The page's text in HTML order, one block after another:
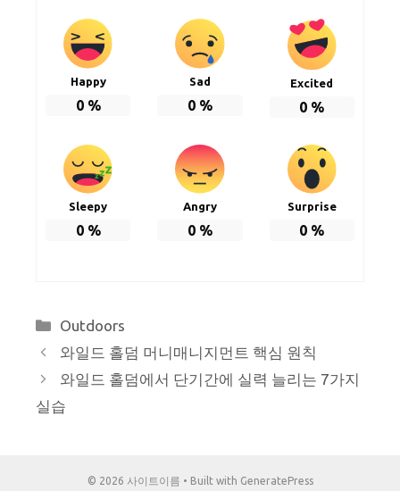
Happy
0%
Sad
0 %
Excited
0 %
Sleepy
0%
Angry
0 %
Surprise
0 %
Categories
Outdoors
와일드 홀덤 머니매니지먼트 핵심 원칙
와일드 홀덤에서 단기간에 실력 늘리는 7가지
실습
© 2026 사이트이름 • Built with GeneratePress